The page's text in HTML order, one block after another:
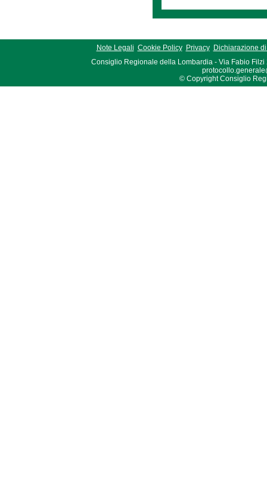
Note Legali Cookie Policy Privacy
Dichiarazione
Consiglio Regionale della Lombardia - Via Fabio Filzi
© Copyright Consiglio